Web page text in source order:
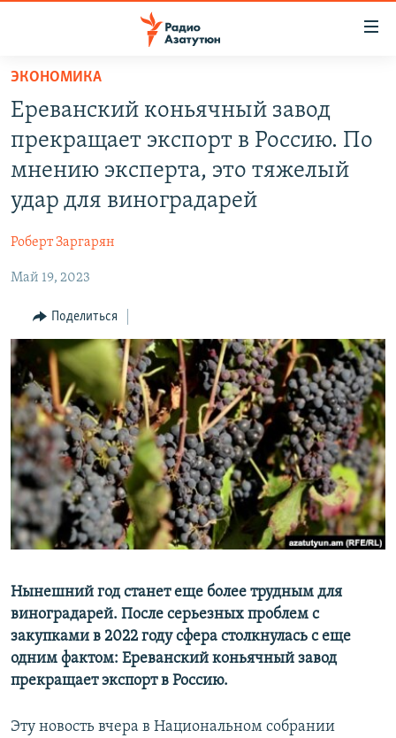
Перейти
основному
содержанию
Перейти
основной
Перейти
НОВОСТИ
ПОЛИТИКА
РЕГИОН
НАГОРНЫЙ КАРАБАХ
КУЛЬТУРА
СПОРТ
АРХИВ
Հայերեն
English
Русский
Все сайты Радио Азатутюн
ЭКОНОМИКА
Ереванский коньячный завод
прекращает экспорт в Россию. По
мнению эксперта, это тяжелый
удар для виноградарей
Роберт Заргарян
Май 19, 2023
Поделиться
Нынешний год станет еще более трудным для
виноградарей. После серьезных проблем с
закупками в 2022 году сфера столкнулась с еще
одним фактом: Ереванский коньячный завод
прекращает экспорт в Россию.
Эту новость вчера в Национальном собрании